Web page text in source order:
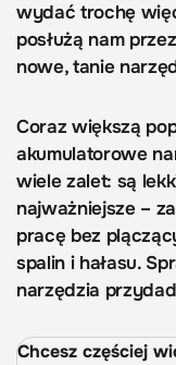
wydać trochę
posłużą nam
nowe, tanie
Coraz większą
akumulatorowe
wiele zalet: są
najważniejsze –
pracę bez
spalin i hałasu.
narzędzia
Chcesz częściej